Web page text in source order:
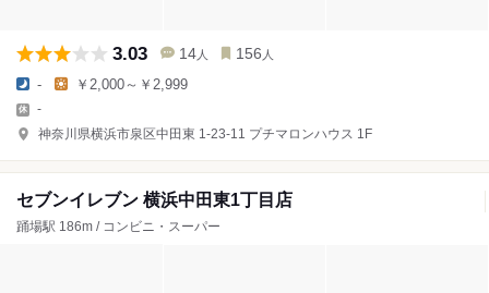
3.03 14 人 156 人
- ￥2,000～￥2,999
-
神奈川県横浜市泉区中田東 1-23-11 プチマロンハウス 1F
セブンイレブン 横浜中田東1丁目店
踊場駅 186m / コンビニ・スーパー